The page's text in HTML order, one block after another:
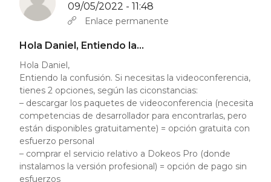
09/05/2022 - 11:48
En respuesta a Hola: Yo también estoy un…
Enlace permanente
Hola Daniel, Entiendo la…
Hola Daniel,
Entiendo la confusión. Si necesitas la videoconferencia,
tienes 2 opciones, según las ciconstancias:
– descargar los paquetes de videoconferencia (necesita
competencias de desarrollador para encontrarlas, pero
están disponibles gratuitamente) = opción gratuita con
esfuerzo personal
– comprar el servicio relativo a Dokeos Pro (donde
instalamos la versión profesional) = opción de pago sin
esfuerzos